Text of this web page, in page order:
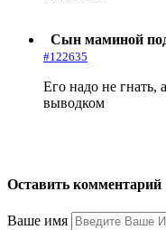
Сын маминой
#122635
Его надо не гнать,
выводком
Оставить комментарий
Ваше имя